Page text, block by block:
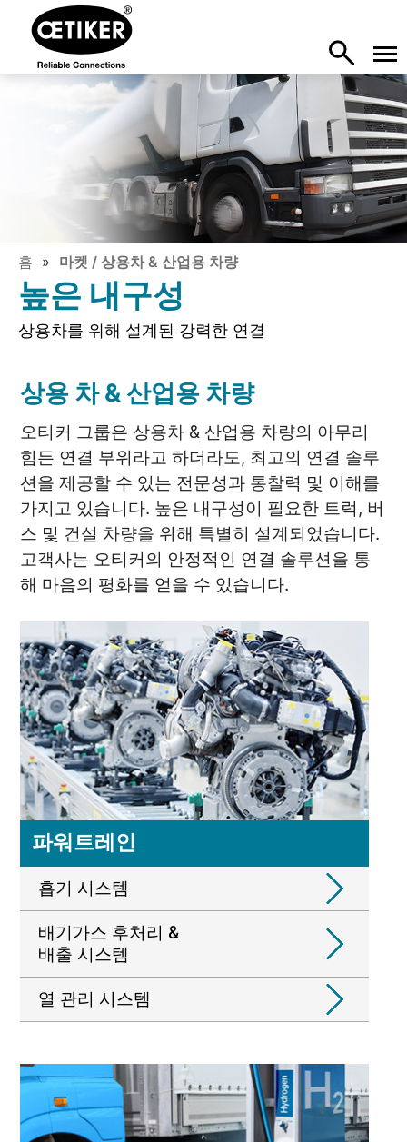
높은 내구성
상용차를 위해 설계된 강력한 연결
홈 마켓 / 상용차 & 산업용 차량
상용 차 & 산업용 차량
오티커 그룹은 상용차 & 산업용 차량의 아무리
힘든 연결 부위라고 하더라도, 최고의 연결 솔루
션을 제공할 수 있는 전문성과 통찰력 및 이해를
가지고 있습니다. 높은 내구성이 필요한 트럭, 버
스 및 건설 차량을 위해 특별히 설계되었습니다.
고객사는 오티커의 안정적인 연결 솔루션을 통
해 마음의 평화를 얻을 수 있습니다.
파워트레인
흡기 시스템
배기가스 후처리 &
배출 시스템
열 관리 시스템